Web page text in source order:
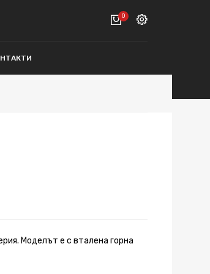
0
КОЛИЧКА Е ПРАЗНА.
Моделът е с вталена горна